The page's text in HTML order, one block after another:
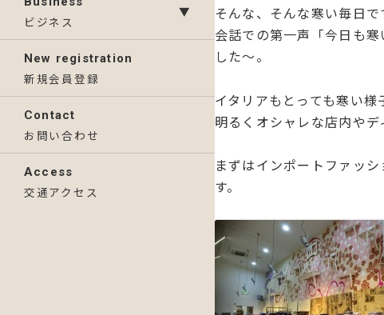
ビジネス
▼
New registration
新規会員登録
Contact
お問い合わせ
Access
交通アクセス
そんな、そんな寒い毎日で
会話での第一声「今日も
した～。
イタリアもとっても寒い様
明るくオシャレな店内やデ
まずはインポートファッ
す。